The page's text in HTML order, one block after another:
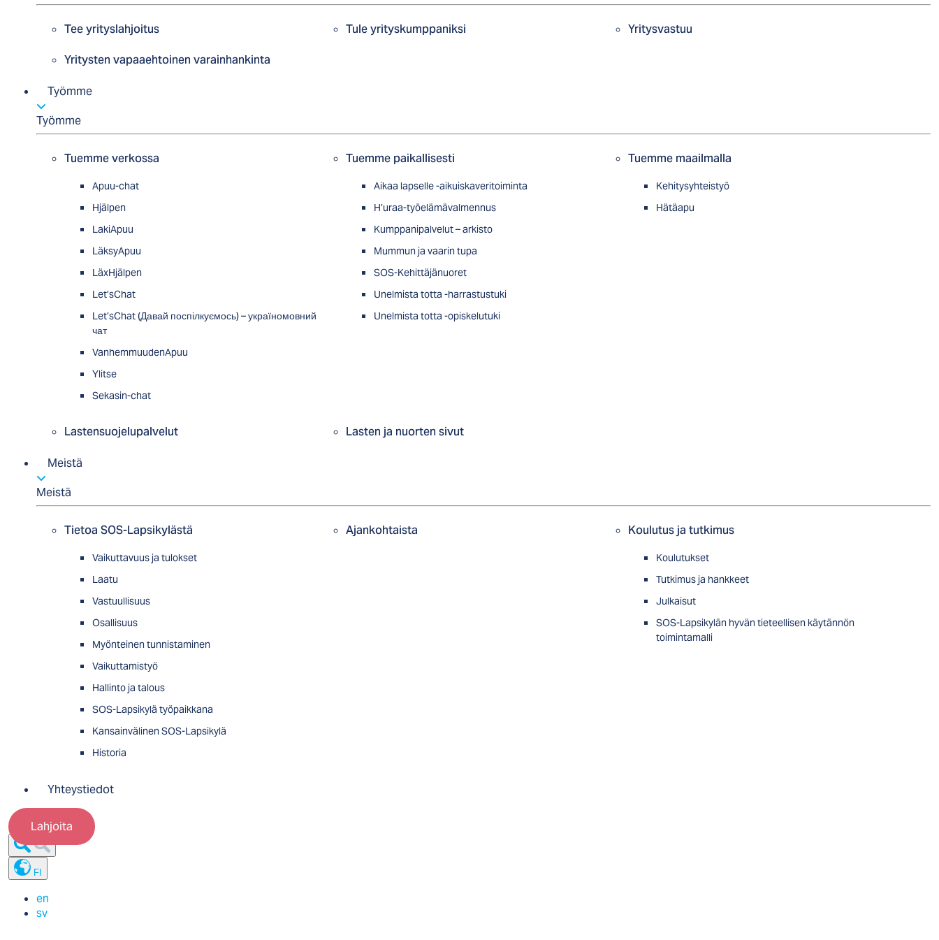
Tee yrityslahjoitus Tule yrityskumppaniksi
Yritysvastuu
Yritysten vapaaehtoinen varainhankinta
Työmme
Työmme
Tuemme verkossa
Apuu-chat
Hjälpen
LakiApuu
LäksyApuu
LäxHjälpen
Let’sChat
Let’sChat (Давай поспілкуємось) – україномовний
чат
VanhemmuudenApuu
Ylitse
Sekasin-chat
Tuemme paikallisesti
Aikaa lapselle -aikuiskaveritoiminta
H’uraa-työelämävalmennus
Kumppanipalvelut – arkisto
Mummun ja vaarin tupa
SOS-Kehittäjänuoret
Unelmista totta -harrastustuki
Unelmista totta -opiskelutuki
Tuemme maailmalla
Kehitysyhteistyö
Hätäapu
Lastensuojelupalvelut Lasten ja nuorten sivut
Meistä
Meistä
Tietoa SOS-Lapsikylästä
Vaikuttavuus ja tulokset
Laatu
Vastuullisuus
Osallisuus
Myön­tei­nen tun­nis­ta­minen
Vaikuttamistyö
Hallinto ja talous
SOS-Lapsikylä työpaikkana
Kansainvälinen SOS-Lapsikylä
Historia
Ajankohtaista Koulutus ja tutkimus
Koulutukset
Tutkimus ja hankkeet
Julkaisut
SOS-Lapsikylän hyvän tieteellisen käytännön
toimintamalli
Yhteystiedot
Lahjoita
FI
en
sv